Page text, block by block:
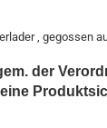
, gegossen
der